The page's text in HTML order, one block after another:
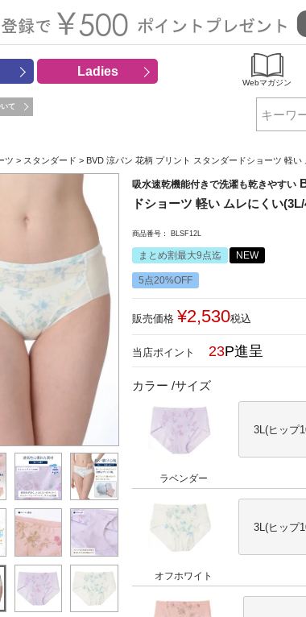
Ladies
Webマガジン
て
ツ スタンダード BVD 涼パン 花柄 プリント スタンダードショーツ 軽い
吸水速乾機能付きで洗濯も乾きやすい
ドショーツ 軽い ムレにくい
商品番号 BLSF12L
まとめ割最大9点迄 NEW
5点20%OFF
販売価格 ¥2,530税込
23
カラー サイズ
ラベンダー
3L(ヒップ
オフホワイト
3L(ヒップ